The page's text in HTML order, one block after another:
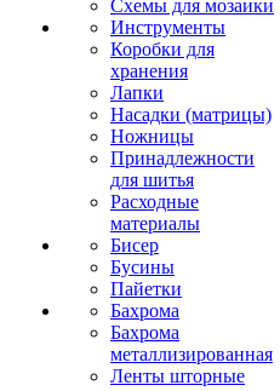
Схемы для мозаики
Инструменты
Коробки для
хранения
Лапки
Насадки (матрицы)
Ножницы
Принадлежности
для шитья
Расходные
материалы
Бисер
Бусины
Пайетки
Бахрома
Бахрома
металлизированная
Ленты шторные